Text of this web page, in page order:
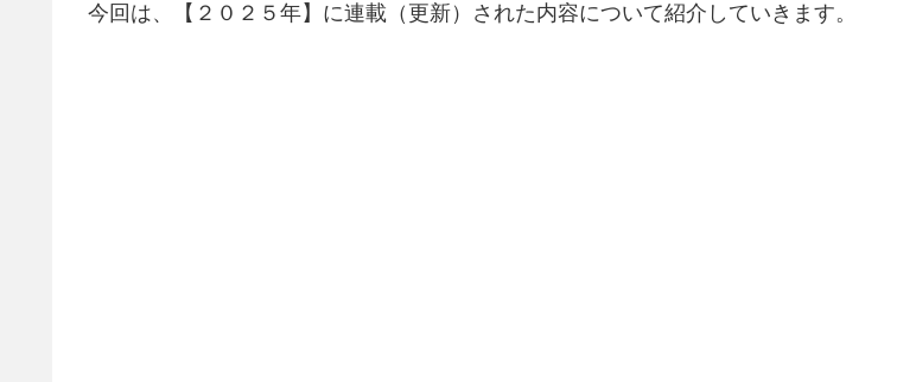
今回は、【２０２５年】に連載（更新）された内容について紹介していきます。